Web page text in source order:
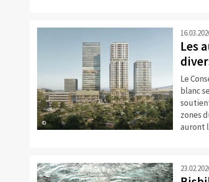
©
Les
Le
blanc
zones
auront